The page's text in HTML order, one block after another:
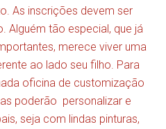
As inscrições devem ser
Alguém tão especial, que já
merece viver uma
ao lado seu filho. Para
oficina de customização
poderão personalizar e
seja com lindas pinturas,